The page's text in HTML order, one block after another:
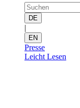
DE
|
EN
Presse
Leicht Lesen